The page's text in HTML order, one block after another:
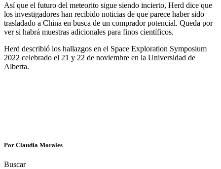
Así que el futuro del meteorito sigue siendo incierto, Herd dice que
los investigadores han recibido noticias de que parece haber sido
trasladado a China en busca de un comprador potencial. Queda por
ver si habrá muestras adicionales para finos científicos.
Herd describió los hallazgos en el Space Exploration Symposium
2022 celebrado el 21 y 22 de noviembre en la Universidad de
Alberta.
Por Claudia Morales
Buscar